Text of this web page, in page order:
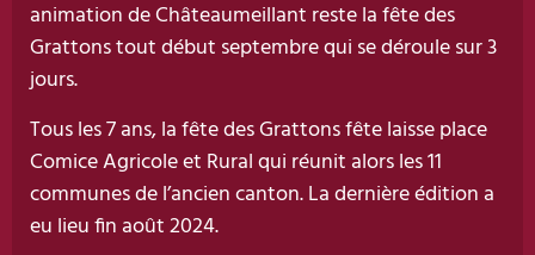
animation de Châteaumeillant reste la fête des
Grattons tout début septembre qui se déroule sur 3
jours.
Tous les 7 ans, la fête des Grattons fête laisse place
Comice Agricole et Rural qui réunit alors les 11
communes de l’ancien canton. La dernière édition a
eu lieu fin août 2024.